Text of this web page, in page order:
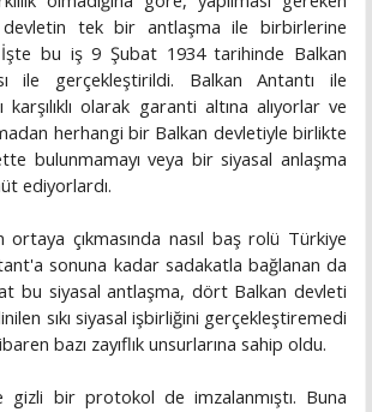
tek bir antlaşma ile birbirlerine
İşte bu iş 9 Şubat 1934 tarihinde Balkan
ile gerçekleştirildi. Balkan Antantı ile
karşılıklı olarak garanti altına alıyorlar ve
herhangi bir Balkan devletiyle birlikte
bulunmamayı veya bir siyasal anlaşma
ediyorlardı.
ortaya çıkmasında nasıl baş rolü Türkiye
sonuna kadar sadakatla bağlanan da
bu siyasal antlaşma, dört Balkan devleti
sıkı siyasal işbirliğini gerçekleştiremedi
bazı zayıflık unsurlarına sahip oldu.
bir protokol de imzalanmıştı. Buna